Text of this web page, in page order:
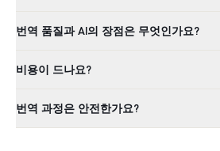
번역 품질과 AI의 장점은 무엇인가요?
비용이 드나요?
번역 과정은 안전한가요?